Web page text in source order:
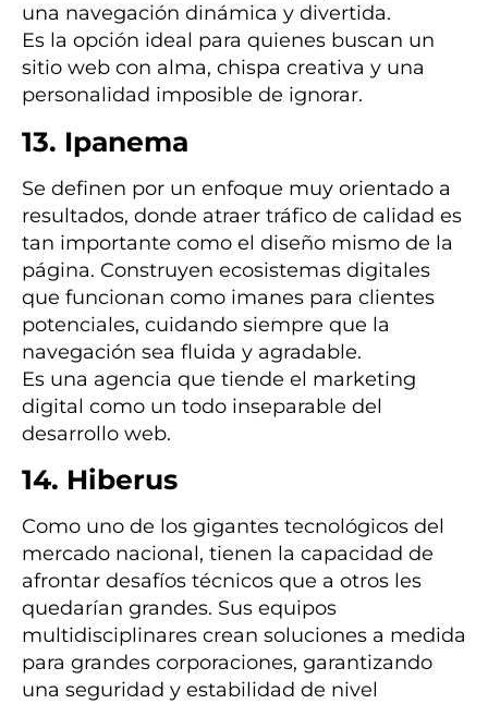
una navegación dinámica y divertida.
Es la opción ideal para quienes buscan un
sitio web con alma, chispa creativa y una
personalidad imposible de ignorar.
13. Ipanema
Se definen por un enfoque muy orientado a
resultados, donde atraer tráfico de calidad es
tan importante como el diseño mismo de la
página. Construyen ecosistemas digitales
que funcionan como imanes para clientes
potenciales, cuidando siempre que la
navegación sea fluida y agradable.
Es una agencia que tiende el marketing
digital como un todo inseparable del
desarrollo web.
14. Hiberus
Como uno de los gigantes tecnológicos del
mercado nacional, tienen la capacidad de
afrontar desafíos técnicos que a otros les
quedarían grandes. Sus equipos
multidisciplinares crean soluciones a medida
para grandes corporaciones, garantizando
una seguridad y estabilidad de nivel